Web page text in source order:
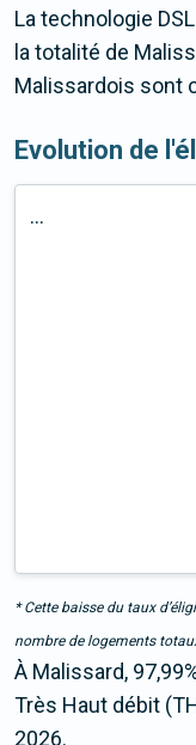
La technologie
la totalité de
Malissardois sont
Evolution de
...
* Cette baisse du taux
nombre de logements
À Malissard,
Très Haut débit
2026.